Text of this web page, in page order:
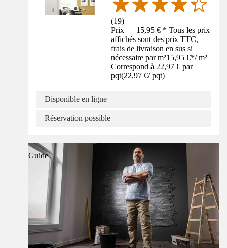
(19)
Prix — 15,95 € * Tous les prix
affichés sont des prix TTC,
frais de livraison en sus si
nécessaire par m²15,95 €*/ m²
Correspond à 22,97 € par
pqt(22,97 €/ pqt)
Disponible en ligne
Réservation possible
Guide